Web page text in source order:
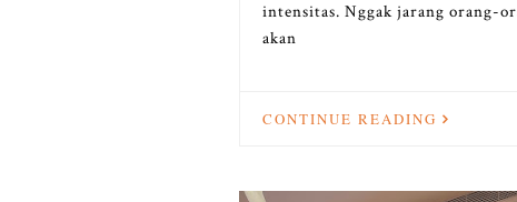
intensitas. Nggak jarang orang-
akan
CONTINUE READING